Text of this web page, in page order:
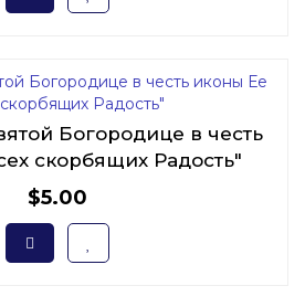
Богородице в честь
скорбящих Радость"
$5.00